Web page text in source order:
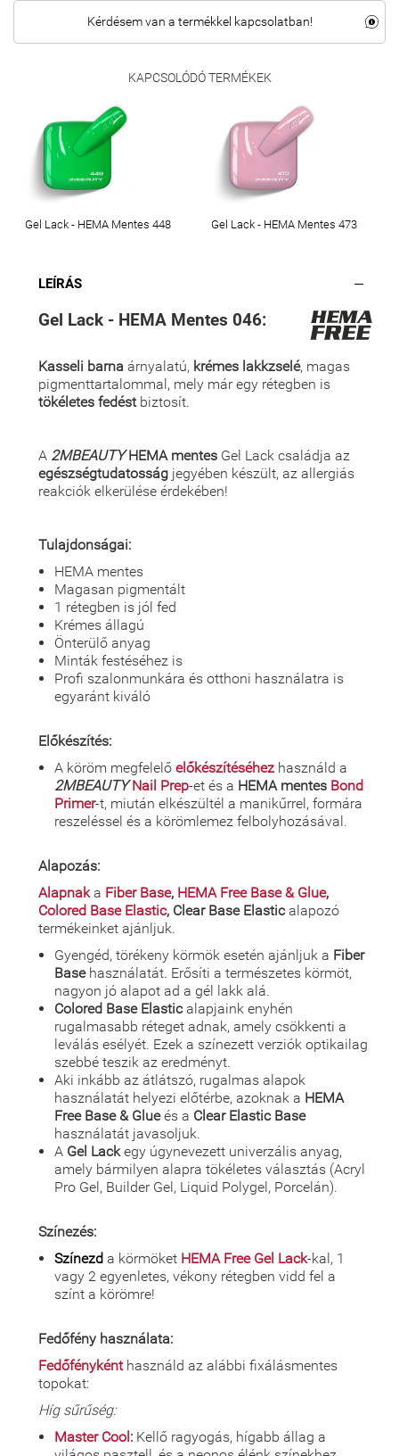
Kérdésem van a termékkel kapcsolatban!
KAPCSOLÓDÓ TERMÉKEK
Gel Lack - HEMA Mentes 448 Gel Lack - HEMA Mentes 473
LEÍRÁS
Gel Lack - HEMA Mentes 046:
Kasseli barna árnyalatú, krémes lakkzselé, magas
pigmenttartalommal, mely már egy rétegben is
tökéletes fedéstbiztosít.
A 2MBEAUTY HEMA mentes Gel Lack családja az
egészségtudatosság jegyében készült, az allergiás
reakciók elkerülése érdekében!
Tulajdonságai:
HEMA mentes
Magasan pigmentált
1 rétegben is jól fed
Krémes állagú
Önterülő anyag
Minták festéséhez is
Profi szalonmunkára és otthoni használatra is
egyaránt kiváló
Előkészítés:
A köröm megfelelő előkészítéséhez használd a
2MBEAUTYNail Prep-et és a HEMA mentes Bond
Primer-t, miután elkészültél a manikűrrel, formára
reszeléssel és a körömlemez felbolyhozásával.
Alapozás:
Alapnaka Fiber Base, HEMA Free Base & Glue,
Colored Base Elastic, Clear Base Elasticalapozó
termékeinket ajánljuk.
Gyengéd, törékeny körmök esetén ajánljuk a Fiber
Basehasználatát. Erősíti a természetes körmöt,
nagyon jó alapot ad a gél lakk alá.
Colored Base Elasticalapjaink enyhén
rugalmasabb réteget adnak, amely csökkenti a
leválás esélyét. Ezek a színezett verziók optikailag
szebbé teszik az eredményt.
Aki inkább az átlátszó, rugalmas alapok
használatát helyezi előtérbe, azoknak a HEMA
Free Base & Glueés a Clear Elastic Base
használatát javasoljuk.
A Gel Lackegy úgynevezett univerzális anyag,
amely bármilyen alapra tökéletes választás (Acryl
Pro Gel, Builder Gel, Liquid Polygel, Porcelán).
Színezés:
Színezd a körmöket HEMA Free Gel Lack-kal, 1
vagy 2 egyenletes, vékony rétegben vidd fel a
színt a körömre!
Fedőfény használata:
Fedőfénykénthasználd az alábbi fixálásmentes
topokat:
Híg sűrűség:
Master Cool: Kellő ragyogás, hígabb állag a